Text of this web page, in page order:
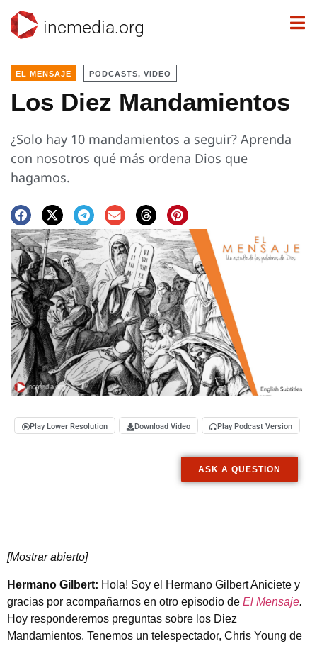
incmedia.org
EL MENSAJE PODCASTS, VIDEO
Los Diez Mandamientos
¿Solo hay 10 mandamientos a seguir? Aprenda
con nosotros qué más ordena Dios que
hagamos.
Play Lower Resolution Download Video Play Podcast Version
ASK A QUESTION
[Mostrar abierto]
Hermano Gilbert: Hola! Soy el Hermano Gilbert Aniciete y
gracias por acompañarnos en otro episodio de El Mensaje.
Hoy responderemos preguntas sobre los Diez
Mandamientos. Tenemos un telespectador, Chris Young de